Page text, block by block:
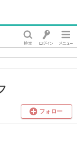
フォロー